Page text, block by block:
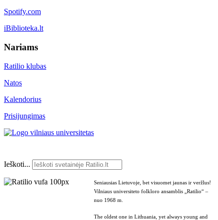
Spotify.com
iBiblioteka.lt
Nariams
Ratilio klubas
Natos
Kalendorius
Prisijungimas
Ieškoti...
Seniausias Lietuvoje, bet visuomet jaunas ir veržlus!
Vilniaus universiteto folkloro ansamblis „Ratilio“ –
nuo 1968 m.
The oldest one in Lithuania, yet always young and